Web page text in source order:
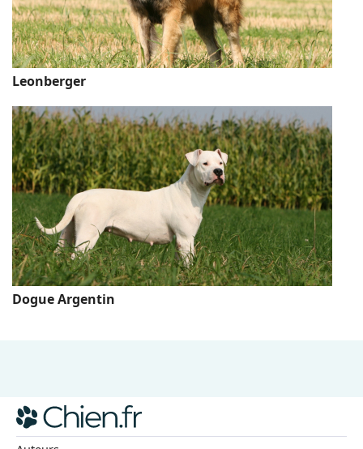
Leonberger
Dogue Argentin